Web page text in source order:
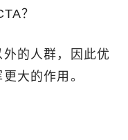
？
的人群，因此优
大的作用。